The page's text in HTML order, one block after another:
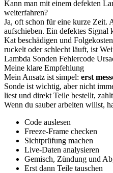
Kann man mit einem defekten
weiterfahren?
Ja, oft schon für eine kurze Zeit.
aufschieben. Ein defektes Signal
Kat beschädigen und
ruckelt oder schlecht läuft, ist
Lambda Sonden Fehlercode
Meine klare Empfehlung
Mein Ansatz ist simpel: erst
Sonde ist wichtig, aber nicht
liest und direkt Teile bestellt,
Wenn du sauber arbeiten willst,
Code auslesen
Freeze-Frame checken
Sichtprüfung machen
Live-Daten analysieren
Gemisch, Zündung und
Erst dann Teile tauschen